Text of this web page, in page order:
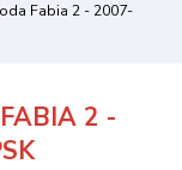
Fabia 2 - 2007-
2 -